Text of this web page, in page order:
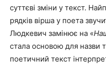
суттєві зміни у текст.
рядків вірша у поета
Людкевич замінює на «
стала основою для назви
поетичний текст